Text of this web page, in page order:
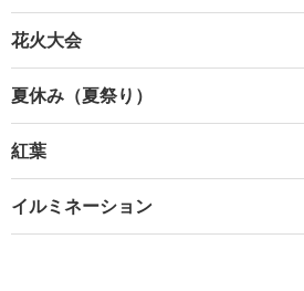
花火大会
夏休み（夏祭り）
紅葉
イルミネーション